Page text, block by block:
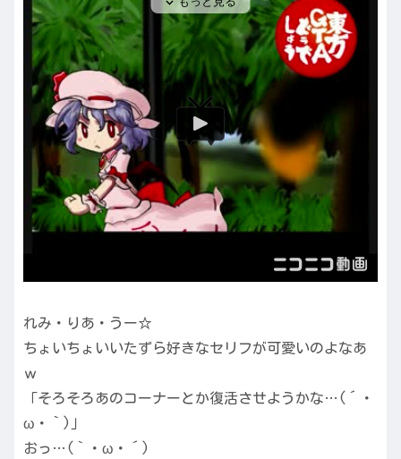
れみ・りあ・うー☆
ちょいちょいいたずら好きなセリフが可愛いのよなあ
ｗ
「そろそろあのコーナーとか復活させようかな…(´・
ω・｀)」
おっ…(｀・ω・´)